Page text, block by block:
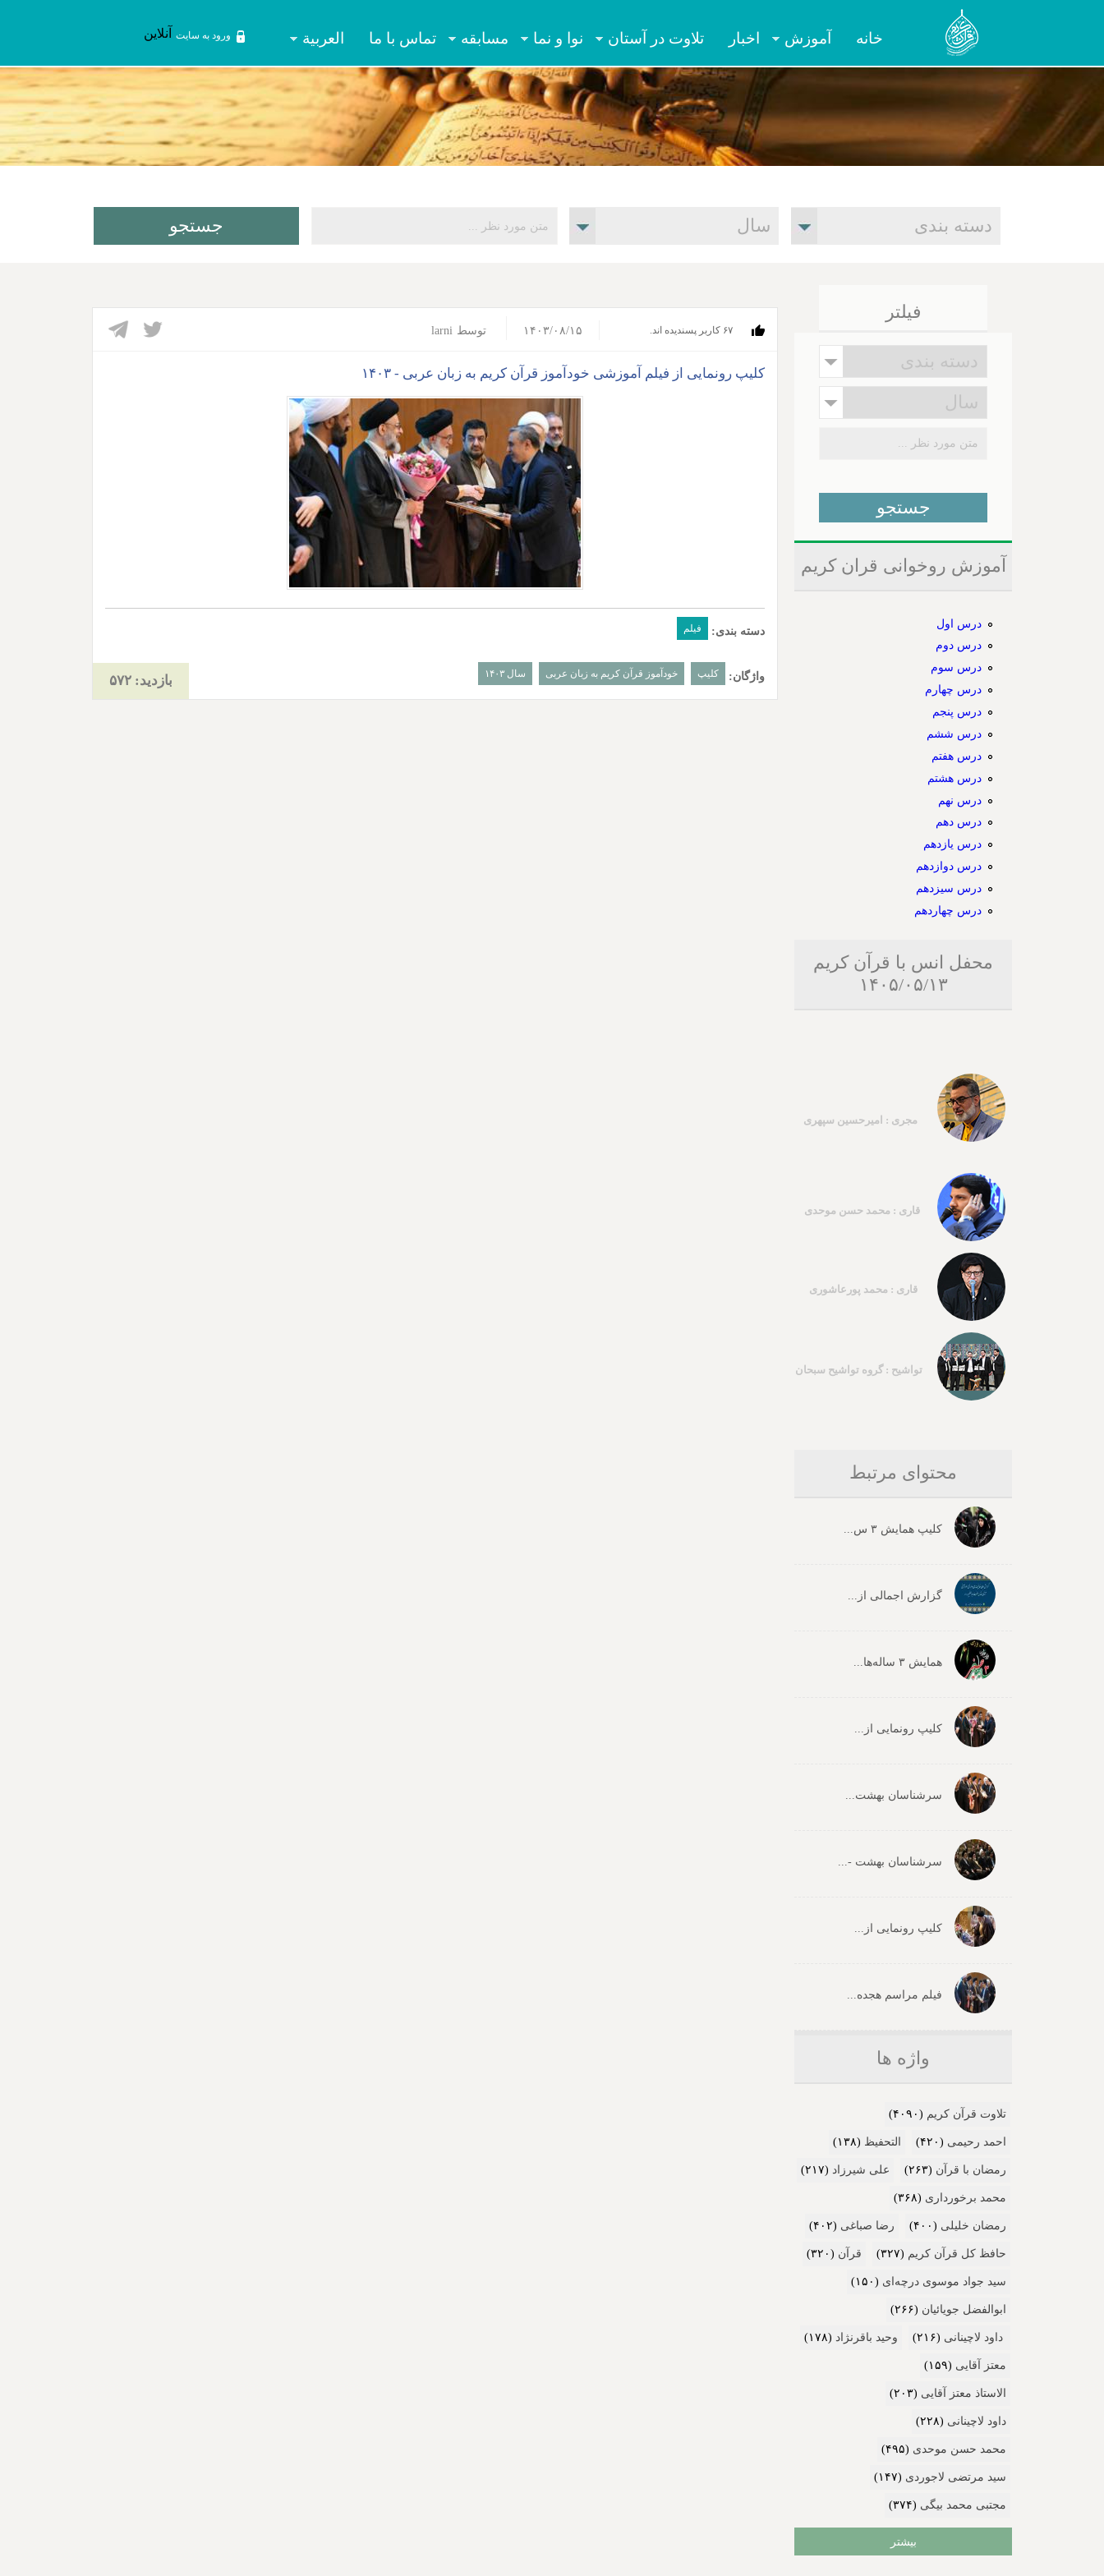
خانه آموزش اخبار تلاوت در آستان نوا و نما مسابقه تماس با ما العربیة ورود به سایت آنلاین
۶۷ کاربر پسندیده اند.‎ ۱۴۰۳/۰۸/۱۵ توسط larni
کلیپ رونمایی از فیلم آموزشی خودآموز قرآن کریم به زبان عربی - ۱۴۰۳
دسته بندی: فیلم
واژگان: کلیپ خودآموز قرآن کریم به زبان عربی سال ۱۴۰۳ بازدید: ۵۷۲
فیلتر
آموزش روخوانی قران کریم
درس اول
درس دوم
درس سوم
درس چهارم
درس پنجم
درس ششم
درس هفتم
درس هشتم
درس نهم
درس دهم
درس یازدهم
درس دوازدهم
درس سیزدهم
درس چهاردهم
محفل انس با قرآن کریم
۱۴۰۵/۰۵/۱۳
مجری : امیرحسین سپهری
قاری : محمد حسن موحدی
قاری : محمد پورعاشوری
تواشیح : گروه تواشیح سبحان
محتوای مرتبط
کلیپ همایش ۳ س...
گزارش اجمالی از...
همایش ۳ ساله‌ها...
کلیپ رونمایی از...
سرشناسان بهشت...
سرشناسان بهشت -...
کلیپ رونمایی از...
فیلم مراسم هجده...
واژه ها
تلاوت قرآن کریم (۴۰۹۰)
احمد رحیمی (۴۲۰) التحفیظ (۱۳۸)
رمضان با قرآن (۲۶۳) علی شیرزاد (۲۱۷)
محمد برخورداری (۳۶۸)
رمضان خلیلی (۴۰۰) رضا صباغی (۴۰۲)
حافظ کل قرآن کریم (۳۲۷) قرآن (۳۲۰)
سید جواد موسوی درچه‌ای (۱۵۰)
ابوالفضل جویائیان (۲۶۶)
داود لاچینانی (۲۱۶) وحید باقرنژاد (۱۷۸)
معتز آقایی (۱۵۹)
الاستاذ معتز آقایی (۲۰۳)
داود لاچینانی (۲۲۸)
محمد حسن موحدی (۴۹۵)
سید مرتضی لاجوردی (۱۴۷)
مجتبی محمد بیگی (۳۷۴)
بیشتر